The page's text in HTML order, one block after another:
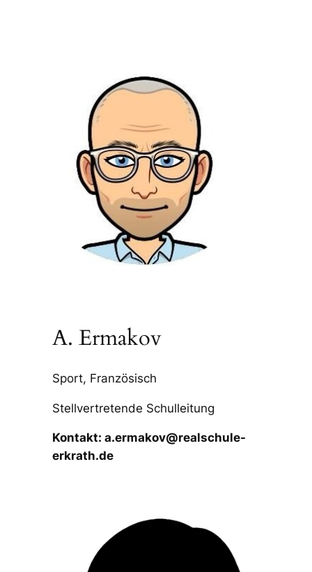
A. Ermakov
Sport, Französisch
Stellvertretende Schulleitung
Kontakt: a.ermakov@realschule-
erkrath.de